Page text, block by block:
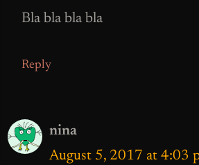
Bla bla bla bla
Reply
nina
August 5, 2017 at 4:03